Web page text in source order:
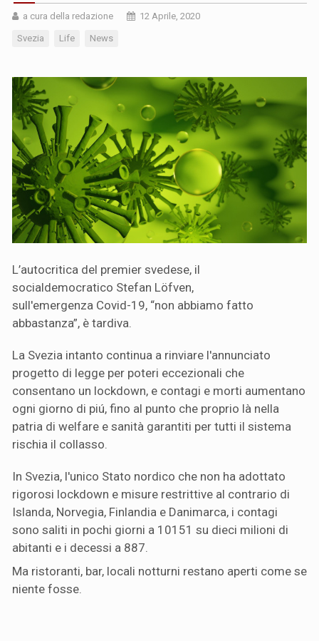
a cura della redazione 12 Aprile, 2020
Svezia Life News
L’autocritica del premier svedese, il
socialdemocratico Stefan Löfven,
sull'emergenza Covid-19, “non abbiamo fatto
abbastanza”, è tardiva.
La Svezia intanto continua a rinviare l'annunciato
progetto di legge per poteri eccezionali che
consentano un lockdown, e contagi e morti aumentano
ogni giorno di piú, fino al punto che proprio là nella
patria di welfare e sanità garantiti per tutti il sistema
rischia il collasso.
In Svezia, l'unico Stato nordico che non ha adottato
rigorosi lockdown e misure restrittive al contrario di
Islanda, Norvegia, Finlandia e Danimarca, i contagi
sono saliti in pochi giorni a 10151 su dieci milioni di
abitanti e i decessi a 887.
Ma ristoranti, bar, locali notturni restano aperti come se
niente fosse.